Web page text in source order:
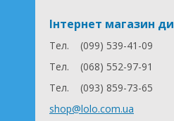
Інтернет магазин
Тел.
(099) 539-41-09
Тел.
(068) 552-97-91
Тел.
(093) 859-73-65
shop@lolo.com.ua